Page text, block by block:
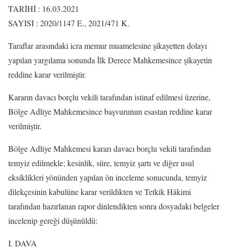
TARİHİ : 16.03.2021
SAYISI : 2020/1147 E., 2021/471 K.
Taraflar arasındaki icra memur muamelesine şikayetten dolayı
yapılan yargılama sonunda İlk Derece Mahkemesince şikayetin
reddine karar verilmiştir.
Kararın davacı borçlu vekili tarafından istinaf edilmesi üzerine,
Bölge Adliye Mahkemesince başvurunun esastan reddine karar
verilmiştir.
Bölge Adliye Mahkemesi kararı davacı borçlu vekili tarafından
temyiz edilmekle; kesinlik, süre, temyiz şartı ve diğer usul
eksiklikleri yönünden yapılan ön inceleme sonucunda, temyiz
dilekçesinin kabulüne karar verildikten ve Tetkik Hâkimi
tarafından hazırlanan rapor dinlendikten sonra dosyadaki belgeler
incelenip gereği düşünüldü:
I. DAVA